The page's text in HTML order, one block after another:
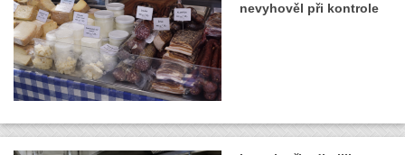
nevyhověl při kontrole